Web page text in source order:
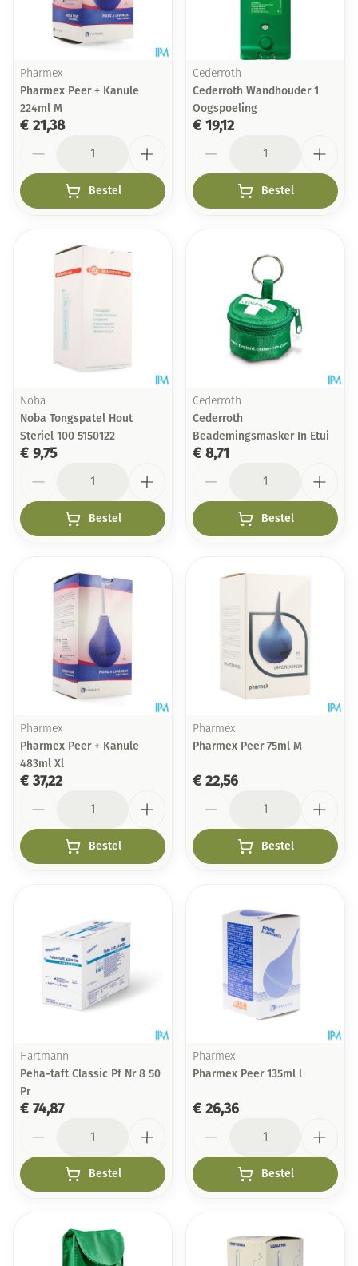
Pharmex
Pharmex Peer + Kanule
224ml M
€ 21,38
Bestel
Cederroth
Cederroth Wandhouder 1
Oogspoeling
€ 19,12
Bestel
Noba
Noba Tongspatel Hout
Steriel 100 5150122
€ 9,75
Bestel
Cederroth
Cederroth
Beademingsmasker In Etui
€ 8,71
Bestel
Pharmex
Pharmex Peer + Kanule
483ml Xl
€ 37,22
Bestel
Pharmex
Pharmex Peer 75ml M
€ 22,56
Bestel
Hartmann
Peha-taft Classic Pf Nr 8 50
Pr
€ 74,87
Bestel
Pharmex
Pharmex Peer 135ml l
€ 26,36
Bestel